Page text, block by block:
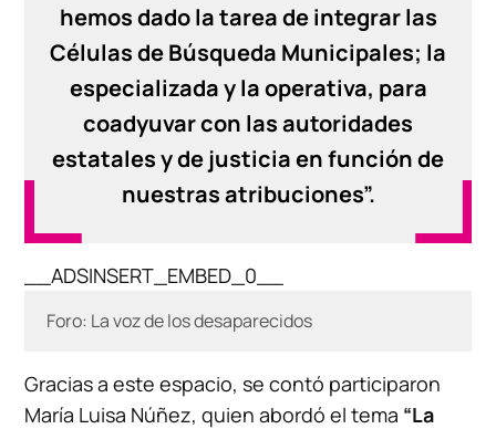
hemos dado la tarea de integrar las
Células de Búsqueda Municipales; la
especializada y la operativa, para
coadyuvar con las autoridades
estatales y de justicia en función de
nuestras atribuciones”.
__ADSINSERT_EMBED_0__
Foro: La voz de los desaparecidos
Gracias a este espacio, se contó participaron
María Luisa Núñez, quien abordó el tema “La